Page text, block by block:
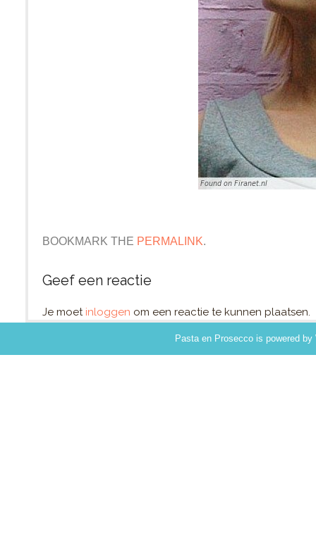
BOOKMARK THE PERMALINK.
Geef een reactie
Je moet inloggen om een reactie te kunnen plaatsen.
Pasta en Prosecco is powered by